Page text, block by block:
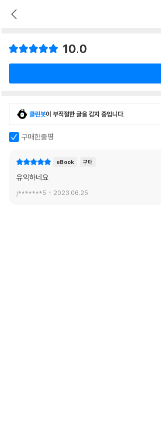
10.0
클린봇이 부적절한 글을 감지 중입니다.
구매한줄평
eBook 구매
유익하네요
j*******5 2023.06.25.